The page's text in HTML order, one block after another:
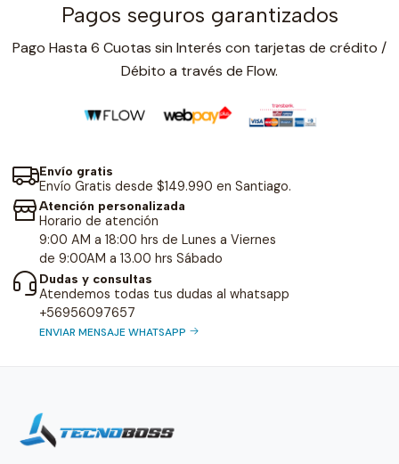
Pagos seguros garantizados
Pago Hasta 6 Cuotas sin Interés con tarjetas de crédito /
Débito a través de Flow.
Envío gratis
Envío Gratis desde $149.990 en Santiago.
Atención personalizada
Horario de atención
9:00 AM a 18:00 hrs de Lunes a Viernes
de 9:00AM a 13.00 hrs Sábado
Dudas y consultas
Atendemos todas tus dudas al whatsapp
+56956097657
ENVIAR MENSAJE WHATSAPP